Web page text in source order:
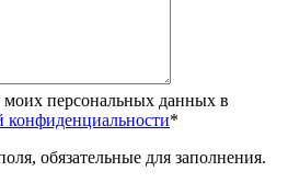
моих персональных данных в
конфиденциальности*
обязательные для заполнения.